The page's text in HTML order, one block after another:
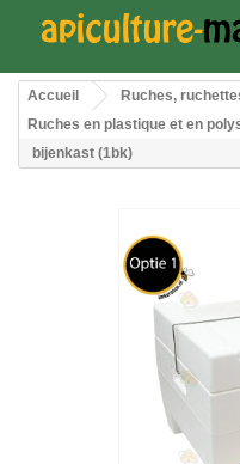
Accueil
Ruches,
Ruches en plastique et en
bijenkast (1bk)